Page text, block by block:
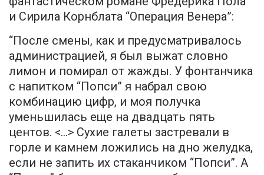
и Сирила Корнблата “Операция Венера”:
“После смены, как и предусматривалось
администрацией, я был выжат словно
лимон и помирал от жажды. У фонтанчика
с напитком “Попси” я набрал свою
комбинацию цифр, и моя получка
уменьшилась еще на двадцать пять
центов. <...> Сухие галеты застревали в
горле и камнем ложились на дно желудка,
если не запить их стаканчиком “Попси”. А